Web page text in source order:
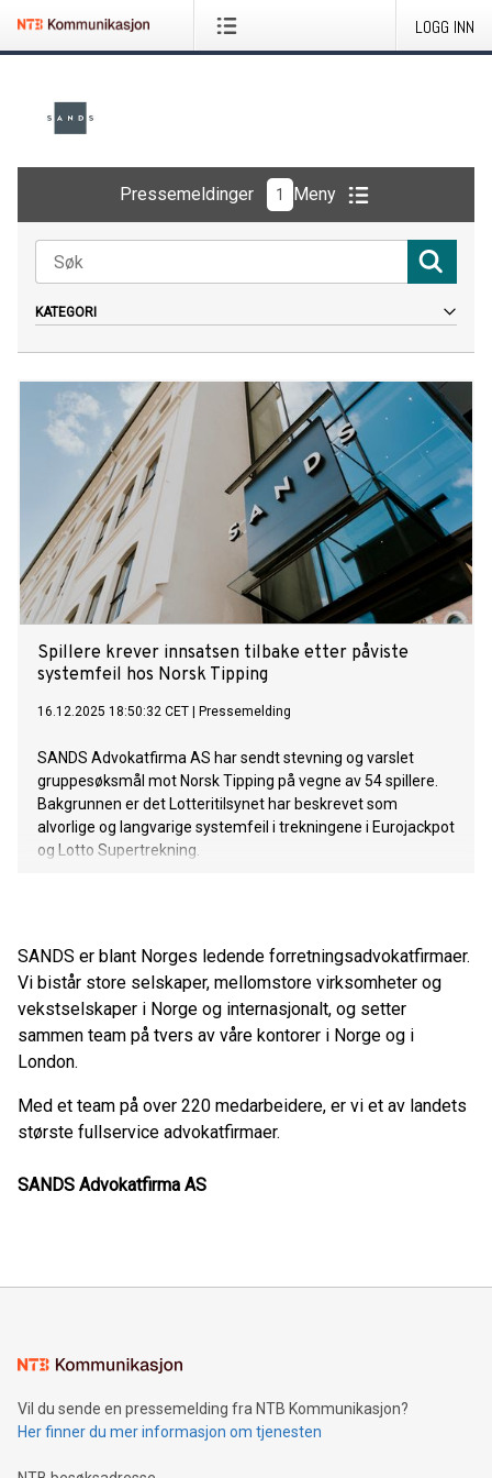
LOGG INN
Pressemeldinger 1 Meny
KATEGORI
Alt
Pressemelding
Spillere krever innsatsen tilbake etter påviste
systemfeil hos Norsk Tipping
16.12.2025 18:50:32 CET Pressemelding
SANDS Advokatfirma AS har sendt stevning og varslet
gruppesøksmål mot Norsk Tipping på vegne av 54 spillere.
Bakgrunnen er det Lotteritilsynet har beskrevet som
alvorlige og langvarige systemfeil i trekningene i Eurojackpot
og Lotto Supertrekning.
SANDS er blant Norges ledende forretningsadvokatfirmaer.
Vi bistår store selskaper, mellomstore virksomheter og
vekstselskaper i Norge og internasjonalt, og setter
sammen team på tvers av våre kontorer i Norge og i
London.
Med et team på over 220 medarbeidere, er vi et av landets
største fullservice advokatfirmaer.
SANDS Advokatfirma AS
Vil du sende en pressemelding fra NTB Kommunikasjon?
Her finner du mer informasjon om tjenesten